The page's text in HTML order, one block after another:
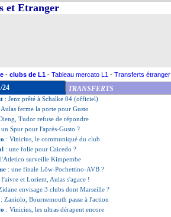
et Etranger
- clubs de L1 - Tableau mercato L1 - Transferts étranger
24 TRANSFERTS
: décision prise pour Gravenberch
le club condamne l'incident
chambre la presse avec Moffi
: Jenz prêté à Schalke 04 (officiel)
Aulas ferme la porte pour Gusto
Tudor refuse de répondre
un Spur pour l'après-Gusto ?
: Vinicius, le communiqué du club
: une folie pour Caicedo ?
surveille Kimpembe
: une finale Löw-Pochettino-AVB ?
Faivre et Lorient, Aulas s'agace !
envisage 3 clubs dont Marseille ?
: Zaniolo, Bournemouth passe à l'action
: Vinicius, les ultras dérapent encore